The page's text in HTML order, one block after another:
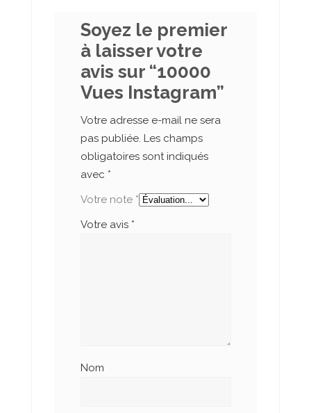
Soyez le premier
à laisser votre
avis sur “10000
Vues Instagram”
Votre adresse e-mail ne sera
pas publiée. Les champs
obligatoires sont indiqués
avec *
Votre note *
Votre avis *
Nom